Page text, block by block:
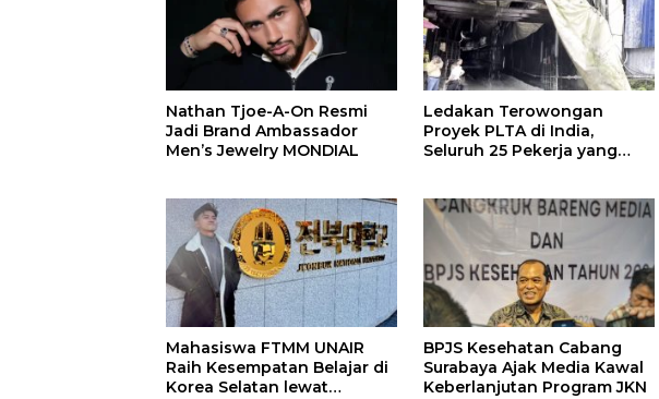
Nathan Tjoe-A-On Resmi
Jadi Brand Ambassador
Men’s Jewelry MONDIAL
Ledakan Terowongan
Proyek PLTA di India,
Seluruh 25 Pekerja yang
Mahasiswa FTMM UNAIR
Raih Kesempatan Belajar di
Korea Selatan lewat
BPJS Kesehatan Cabang
Surabaya Ajak Media Kawal
Keberlanjutan Program JKN